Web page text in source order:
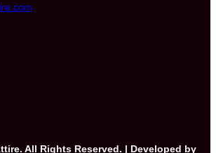
All Rights Reserved. | Developed by